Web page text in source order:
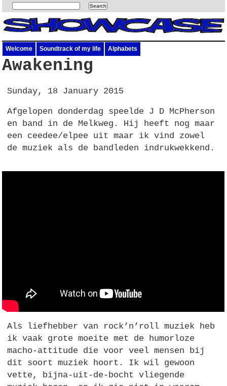
Welcome Soundtrack of my life Alphabets
Awakening
Sunday, 18 January 2015
Afgelopen donderdag speelde J D McPherson
en band in de Melkweg. Hij heeft nog maar
een ceedee/elpee uit maar ik vind zowel
de muziek als de bandleden indrukwekkend.
Als liefhebber van rock’n’roll muziek heb
ik vaak grote moeite met de humorloze
macho-attitude die voor veel mensen bij
dit soort muziek hoort. Ik wil gewoon
vette, bijna-uit-de-bocht vliegende